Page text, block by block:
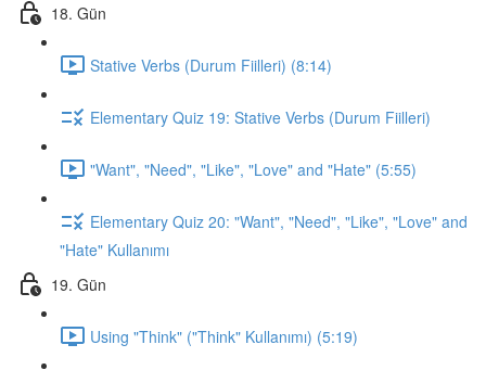
18. Gün
Stative Verbs (Durum Fiilleri) (8:14)
Elementary Quiz 19: Stative Verbs (Durum Fiilleri)
"Want", "Need", "Like", "Love" and "Hate" (5:55)
Elementary Quiz 20: "Want", "Need", "Like", "Love" and
"Hate" Kullanımı
19. Gün
Using "Think" ("Think" Kullanımı) (5:19)